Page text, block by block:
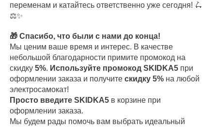
переменам и катайтесь ответственно уже сегодня! 🛴
⚖️✨
🎁 Спасибо, что были с нами до конца!
Мы ценим ваше время и интерес. В качестве
небольшой благодарности примите промокод на
скидку 5%. Используйте промокод SKIDKA5 при
оформлении заказа и получите скидку 5% на любой
электросамокат!
Просто введите SKIDKA5 в корзине при
оформлении заказа.
Мы будем рады помочь вам выбрать идеальный